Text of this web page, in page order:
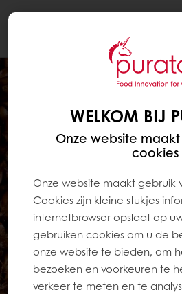
WELKOM BIJ
Onze website
cookies
Onze website maakt gebruik
Cookies zijn kleine stukjes
internetbrowser opslaat op
gebruiken cookies om u de
onze website te bieden, om
bezoeken en voorkeuren te
verkeer te meten en te